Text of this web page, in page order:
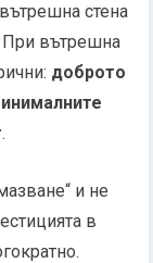
стена
При вътрешна
доброто
.
и не
в